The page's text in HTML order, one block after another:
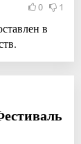
0 1
в